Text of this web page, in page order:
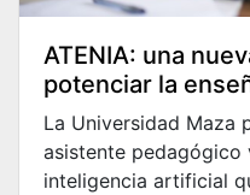
ATENIA: una
potenciar la
La Universidad Maza
asistente pedagógico
inteligencia artificial